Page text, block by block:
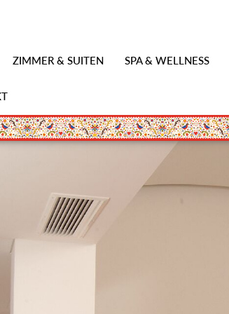
ZIMMER & SUITEN SPA & WELLNESS